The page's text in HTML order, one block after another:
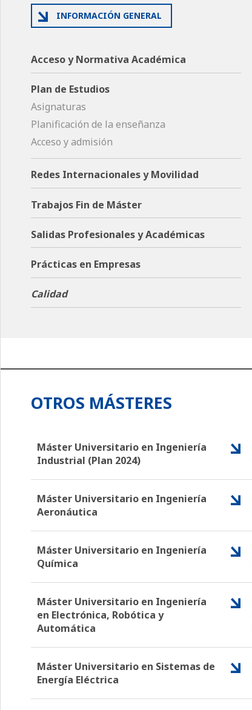
INFORMACIÓN GENERAL
Acceso y Normativa Académica
Plan de Estudios
Asignaturas
Planificación de la enseñanza
Acceso y admisión
Redes Internacionales y Movilidad
Trabajos Fin de Máster
Salidas Profesionales y Académicas
Prácticas en Empresas
Calidad
OTROS MÁSTERES
Máster Universitario en Ingeniería
Industrial (Plan 2024)
Máster Universitario en Ingeniería
Aeronáutica
Máster Universitario en Ingeniería
Química
Máster Universitario en Ingeniería
en Electrónica, Robótica y
Automática
Máster Universitario en Sistemas de
Energía Eléctrica